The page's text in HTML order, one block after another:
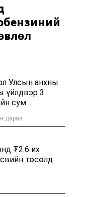
Улсын анхны
үйлдвэр 3
сум
байна
дараа
₮2.6 их
төсөлд